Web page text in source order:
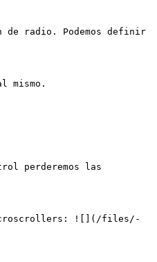
radio. Podemos definir
mismo.
perderemos las
microscrollers: ![](/files/-